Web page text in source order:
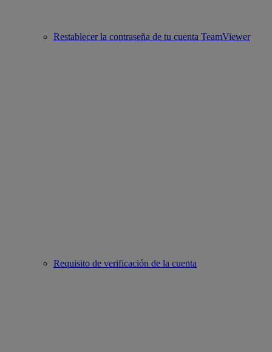
Restablecer la contraseña de tu cuenta TeamViewer
Requisito de verificación de la cuenta